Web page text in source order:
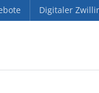
Digitaler